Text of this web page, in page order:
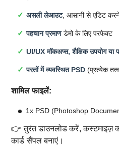
असली लेआउट, आसानी से एडिट
पहचान प्रमाणडेमो के लिए परफेक्ट
UI/UX मॉकअप्स, शैक्षिक उपयोग या
परतों में व्यवस्थित PSD (प्रत्येक
शामिल फाइलें:
1x PSD (Photoshop
👉 तुरंत डाउनलोड करें, कस्टमाइज़
कार्ड सैंपल बनाएं।